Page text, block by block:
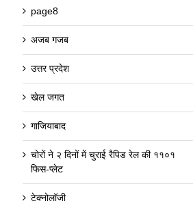
page8
अजब गजब
उत्तर प्रदेश
खेल जगत
गाजियाबाद
चोरों ने २ दिनों में चुराई रैपिड रेल की ११०१
फिस-प्लेट
टेक्नोलॉजी